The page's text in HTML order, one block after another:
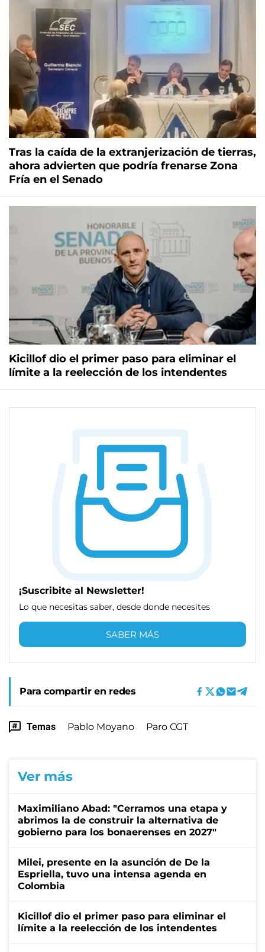
Tras la caída de la extranjerización de tierras,
ahora advierten que podría frenarse Zona
Fría en el Senado
Kicillof dio el primer paso para eliminar el
límite a la reelección de los intendentes
¡Suscribite al Newsletter!
Lo que necesitas saber, desde donde necesites
SABER MÁS
Para compartir en redes
Temas Pablo Moyano Paro CGT
Ver más
Maximiliano Abad: "Cerramos una etapa y
abrimos la de construir la alternativa de
gobierno para los bonaerenses en 2027"
Milei, presente en la asunción de De la
Espriella, tuvo una intensa agenda en
Colombia
Kicillof dio el primer paso para eliminar el
límite a la reelección de los intendentes